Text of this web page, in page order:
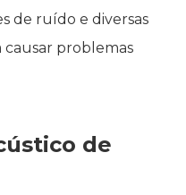
de ruído e diversas
causar problemas
de